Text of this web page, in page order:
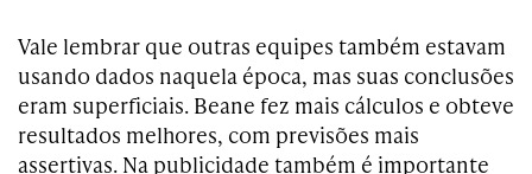
Vale lembrar que outras equipes também estavam
usando dados naquela época, mas suas conclusões
eram superficiais. Beane fez mais cálculos e obteve
resultados melhores, com previsões mais
assertivas. Na publicidade também é importante